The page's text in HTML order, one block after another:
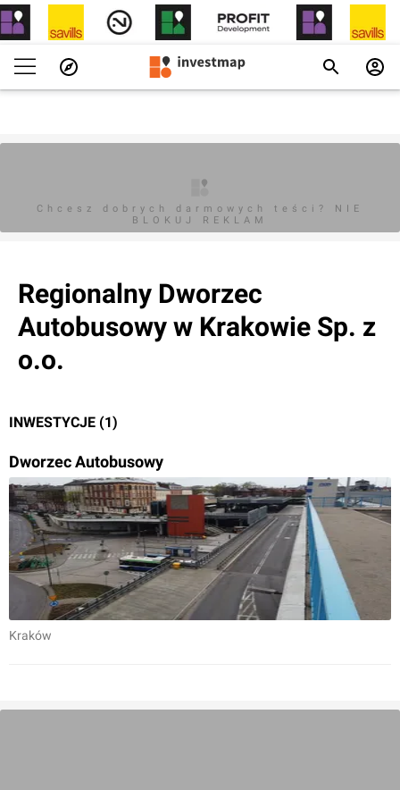
Chcesz dobrych darmowych teści? NIE
BLOKUJ REKLAM
Regionalny Dworzec
Autobusowy w Krakowie Sp. z
o.o.
INWESTYCJE (1)
Dworzec Autobusowy
Kraków